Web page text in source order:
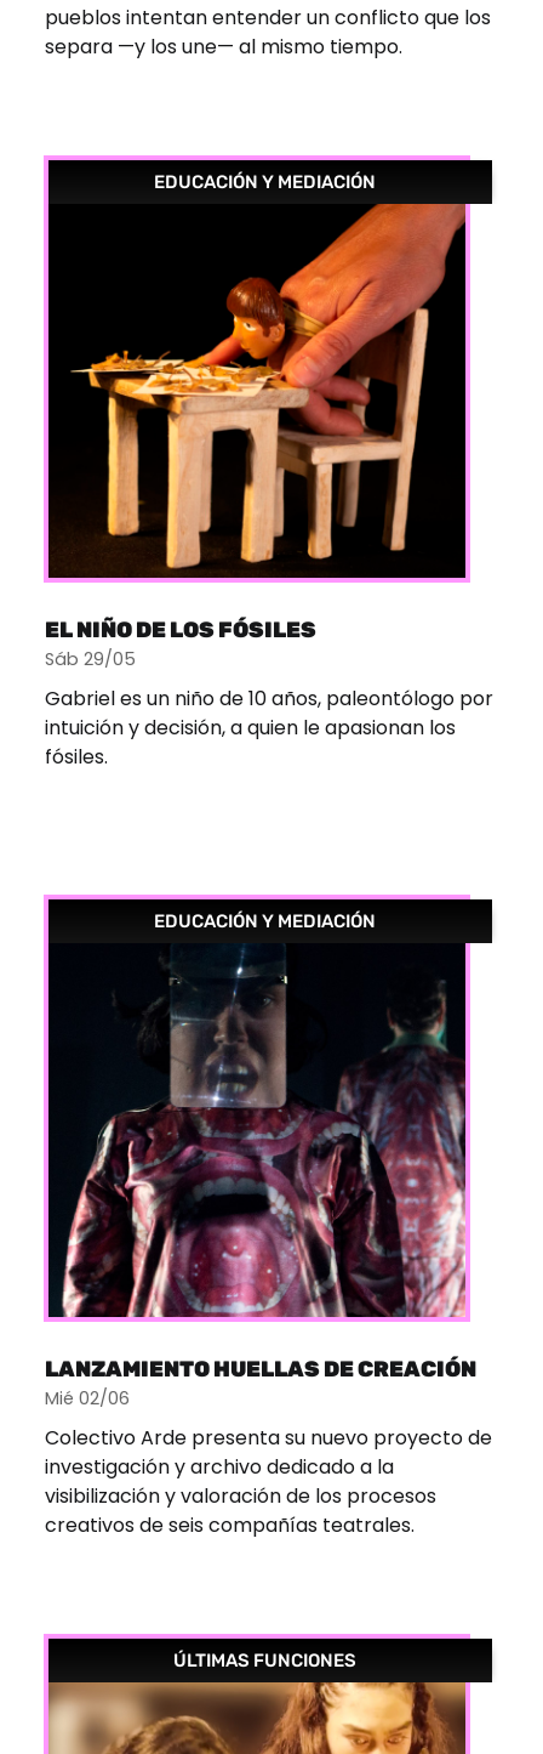
pueblos intentan entender un conflicto que los
separa —y los une— al mismo tiempo.
EDUCACIÓN Y MEDIACIÓN
EL NIÑO DE LOS FÓSILES
Sáb 29/05
Gabriel es un niño de 10 años, paleontólogo por
intuición y decisión, a quien le apasionan los
fósiles.
EDUCACIÓN Y MEDIACIÓN
LANZAMIENTO HUELLAS DE CREACIÓN
Mié 02/06
Colectivo Arde presenta su nuevo proyecto de
investigación y archivo dedicado a la
visibilización y valoración de los procesos
creativos de seis compañías teatrales.
ÚLTIMAS FUNCIONES